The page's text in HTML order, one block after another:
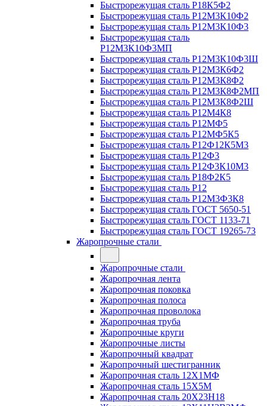
Быстрорежущая сталь Р18К5Ф2
Быстрорежущая сталь Р12М3К10Ф2
Быстрорежущая сталь Р12М3К10Ф3
Быстрорежущая сталь
Р12М3К10Ф3МП
Быстрорежущая сталь Р12М3К10Ф3Ш
Быстрорежущая сталь Р12М3К6Ф2
Быстрорежущая сталь Р12М3К8Ф2
Быстрорежущая сталь Р12М3К8Ф2МП
Быстрорежущая сталь Р12М3К8Ф2Ш
Быстрорежущая сталь Р12М4К8
Быстрорежущая сталь Р12МФ5
Быстрорежущая сталь Р12МФ5К5
Быстрорежущая сталь Р12Ф12К5М3
Быстрорежущая сталь Р12Ф3
Быстрорежущая сталь Р12Ф3К10М3
Быстрорежущая сталь Р18Ф2К5
Быстрорежущая сталь Р12
Быстрорежущая сталь Р12М3Ф3К8
Быстрорежущая сталь ГОСТ 5650-51
Быстрорежущая сталь ГОСТ 1133-71
Быстрорежущая сталь ГОСТ 19265-73
Жаропрочные стали
Жаропрочные стали
Жаропрочная лента
Жаропрочная поковка
Жаропрочная полоса
Жаропрочная проволока
Жаропрочная труба
Жаропрочные круги
Жаропрочные листы
Жаропрочный квадрат
Жаропрочный шестигранник
Жаропрочная сталь 12Х1МФ
Жаропрочная сталь 15Х5М
Жаропрочная сталь 20Х23Н18